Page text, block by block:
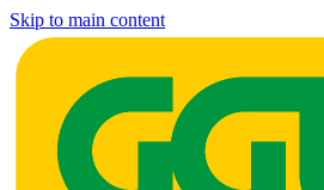
Skip to main content